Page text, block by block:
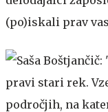
(po)iskali prav